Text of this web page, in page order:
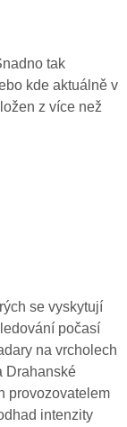
tak
kde aktuálně v
z více než
se vyskytují
počasí
na vrcholech
Drahanské
provozovatelem
intenzity